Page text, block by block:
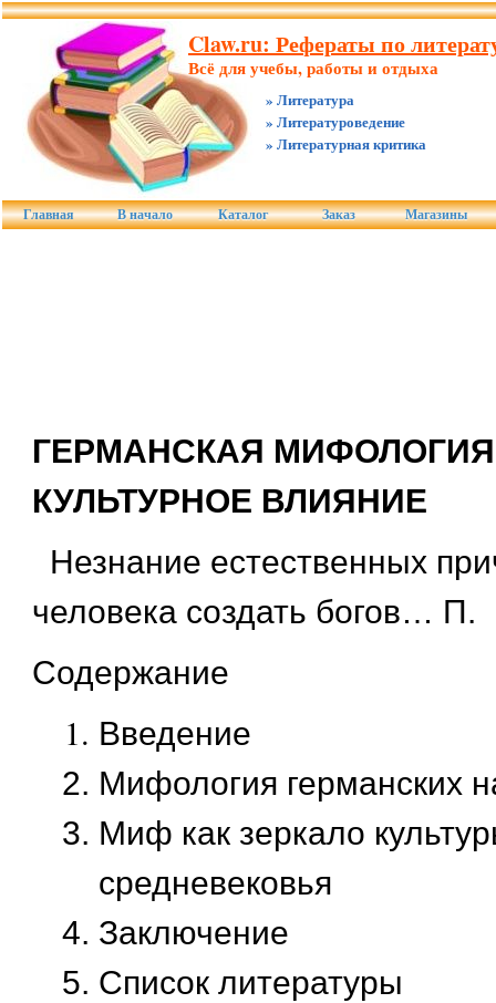
Claw.ru: Рефераты по
Всё для учебы, работы и отдыха
» Литература
» Литературоведение
» Литературная критика
Главная В начало Каталог Заказ Магазины
ГЕРМАНСКАЯ
КУЛЬТУРНОЕ ВЛИЯНИЕ
Незнание естественных
человека создать богов… П.
Содержание
Введение
Мифология германских
Миф как зеркало
средневековья
Заключение
Список литературы